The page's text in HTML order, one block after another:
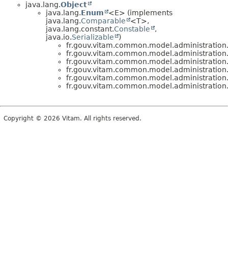
java.lang.Object
java.lang.Enum
<E> (implements
java.lang.Comparable
<T>,
java.lang.constant.Constable
,
java.io.Serializable
)
Copyright © 2026 Vitam. All rights reserved.